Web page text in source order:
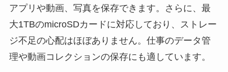
アプリや動画、写真を保存できます。さらに、最
大1TBのmicroSDカードに対応しており、ストレー
ジ不足の心配はほぼありません。仕事のデータ管
理や動画コレクションの保存にも適しています。